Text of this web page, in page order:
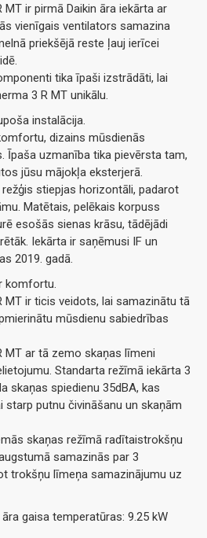
MT ir pirmā Daikin āra iekārta ar
vienīgais ventilators samazina
priekšējā reste ļauj ierīcei
tika īpaši izstrādāti, lai
3 R MT unikālu.
instalācija.
dizains mūsdienās
Īpaša uzmanība tika pievērsta tam,
jūsu mājokļa eksterjerā.
stiepjas horizontāli, padarot
Matētais, pelēkais korpuss
esošās sienas krāsu, tādējādi
Iekārta ir saņēmusi IF un
2019. gadā.
komfortu.
MT ir ticis veidots, lai samazinātu tā
mūsdienu sabiedrības
MT ar tā zemo skaņas līmeni
Standarta režīmā iekārta 3
skaņas spiedienu 35dBA, kas
starp putnu čivināšanu un skaņām
skaņas režīmā radītaistrokšņu
samazinās par 3
trokšņu līmeņa samazinājumu uz
gaisa temperatūras: 9.25 kW